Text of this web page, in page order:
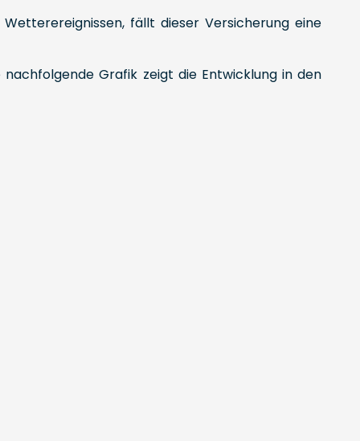
fällt dieser Versicherung eine
Grafik zeigt die Entwicklung in den